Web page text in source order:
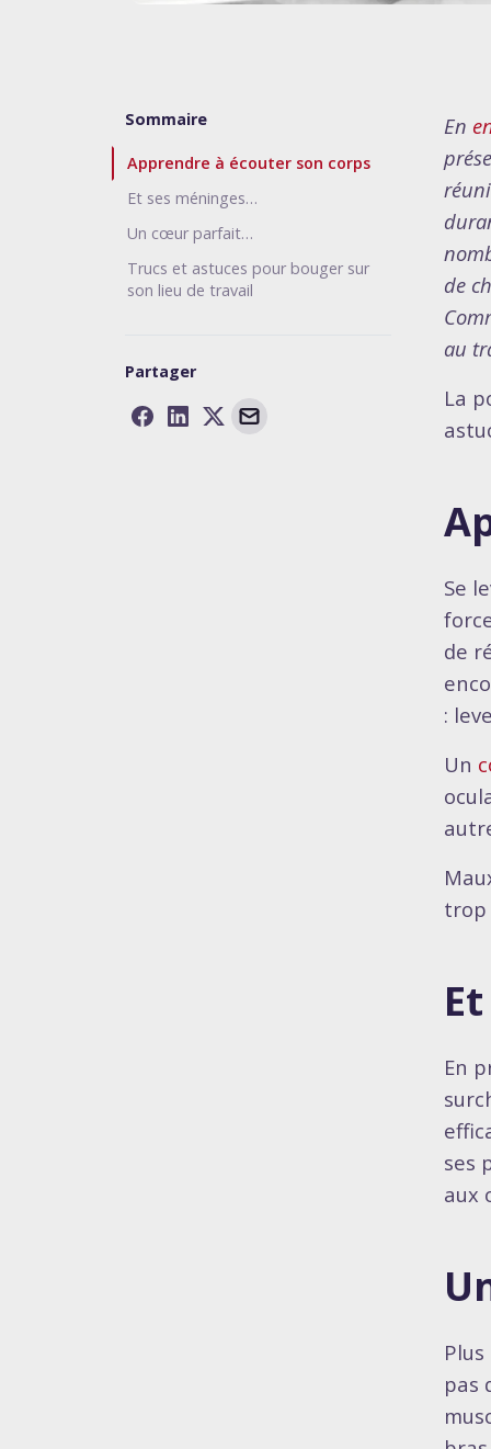
Sommaire
Apprendre à écouter son corps
Et ses méninges…
Un cœur parfait…
Trucs et astuces pour bouger sur
son lieu de travail
Partager
En
de
au
La
Se
de
:
Un
trop
En
ses
aux
pas